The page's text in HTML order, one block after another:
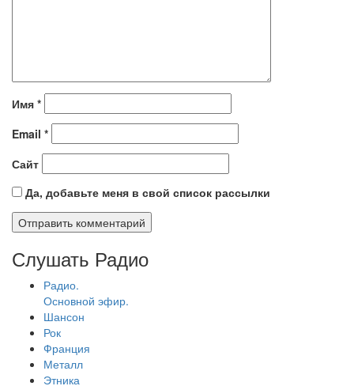
Имя *
Email *
Сайт
Да, добавьте меня в свой список рассылки
Слушать Радио
Радио.
Основной эфир.
Шансон
Рок
Франция
Металл
Этника